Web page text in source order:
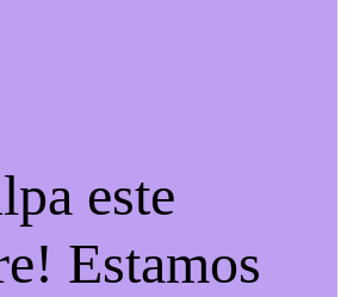
este
Estamos